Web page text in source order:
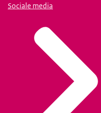
Sociale media